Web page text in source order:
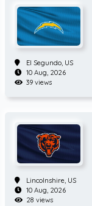
El Segundo, US
10 Aug, 2026
39 views
Lincolnshire, US
10 Aug, 2026
28 views